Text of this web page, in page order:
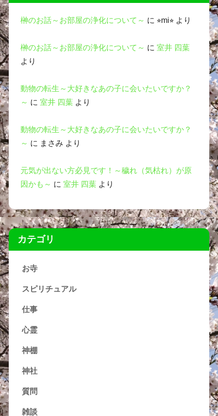
榊のお話～お部屋の浄化について～ に ⭐︎mi⭐︎より
榊のお話～お部屋の浄化について～ に 室井 四葉
より
動物の転生～大好きなあの子に会いたいですか？
～ に 室井 四葉より
動物の転生～大好きなあの子に会いたいですか？
～ に まさみ より
元気が出ない方必見です！～穢れ（気枯れ）が原
因かも～ に 室井 四葉より
カテゴリ
お寺
スピリチュアル
仕事
心霊
神棚
神社
質問
雑談